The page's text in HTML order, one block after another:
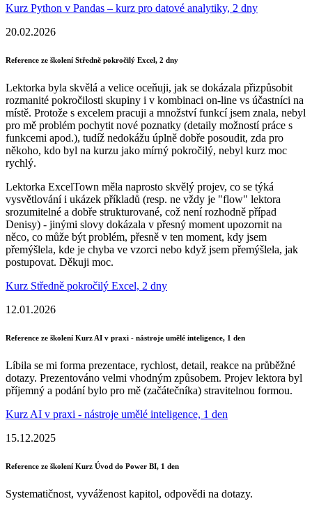
Kurz Python v Pandas – kurz pro datové analytiky, 2 dny
20.02.2026
Reference ze školení Středně pokročilý Excel, 2 dny
Lektorka byla skvělá a velice oceňuji, jak se dokázala přizpůsobit
rozmanité pokročilosti skupiny i v kombinaci on-line vs účastníci na
místě. Protože s excelem pracuji a množství funkcí jsem znala, nebyl
pro mě problém pochytit nové poznatky (detaily možností práce s
funkcemi apod.), tudíž nedokážu úplně dobře posoudit, zda pro
někoho, kdo byl na kurzu jako mírný pokročilý, nebyl kurz moc
rychlý.
Lektorka ExcelTown měla naprosto skvělý projev, co se týká
vysvětlování i ukázek příkladů (resp. ne vždy je "flow" lektora
srozumitelné a dobře strukturované, což není rozhodně případ
Denisy) - jinými slovy dokázala v přesný moment upozornit na
něco, co může být problém, přesně v ten moment, kdy jsem
přemýšlela, kde je chyba ve vzorci nebo když jsem přemýšlela, jak
postupovat. Děkuji moc.
Kurz Středně pokročilý Excel, 2 dny
12.01.2026
Reference ze školení Kurz AI v praxi - nástroje umělé inteligence, 1 den
Líbila se mi forma prezentace, rychlost, detail, reakce na průběžné
dotazy. Prezentováno velmi vhodným způsobem. Projev lektora byl
příjemný a podání bylo pro mě (začátečníka) stravitelnou formou.
Kurz AI v praxi - nástroje umělé inteligence, 1 den
15.12.2025
Reference ze školení Kurz Úvod do Power BI, 1 den
Systematičnost, vyváženost kapitol, odpovědi na dotazy.